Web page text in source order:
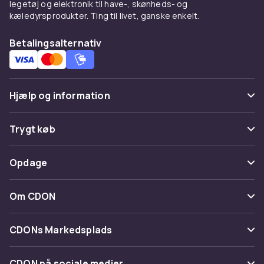
legetøj og elektronik til have-, skønheds- og
kæledyrsprodukter. Ting til livet, ganske enkelt.
Betalingsalternativ
Hjælp og information
Ofte stillede spørgsmål
Spor pakke
Fortryd & returner her
Kontakt os
Trygt køb
Betaling
Levering
Tilbagekaldelser
Opdage
Kategorier
Maerke
Om CDON
Om os
Kundeanmeldelser
CDONs Markedsplads
Merchant Help Center